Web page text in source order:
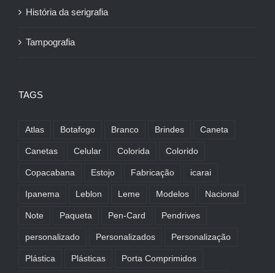
História da serigrafia
Tampografia
TAGS
Atlas Botafogo Branco Brindes Caneta
Canetas Celular Colorida Colorido
Copacabana Estojo Fabricação icarai
Ipanema Leblon Leme Modelos Nacional
Note Paqueta Pen-Card Pendrives
personalizado Personalizados Personalização
Plástica Plásticas Porta Comprimidos